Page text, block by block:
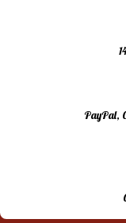
PayPal,